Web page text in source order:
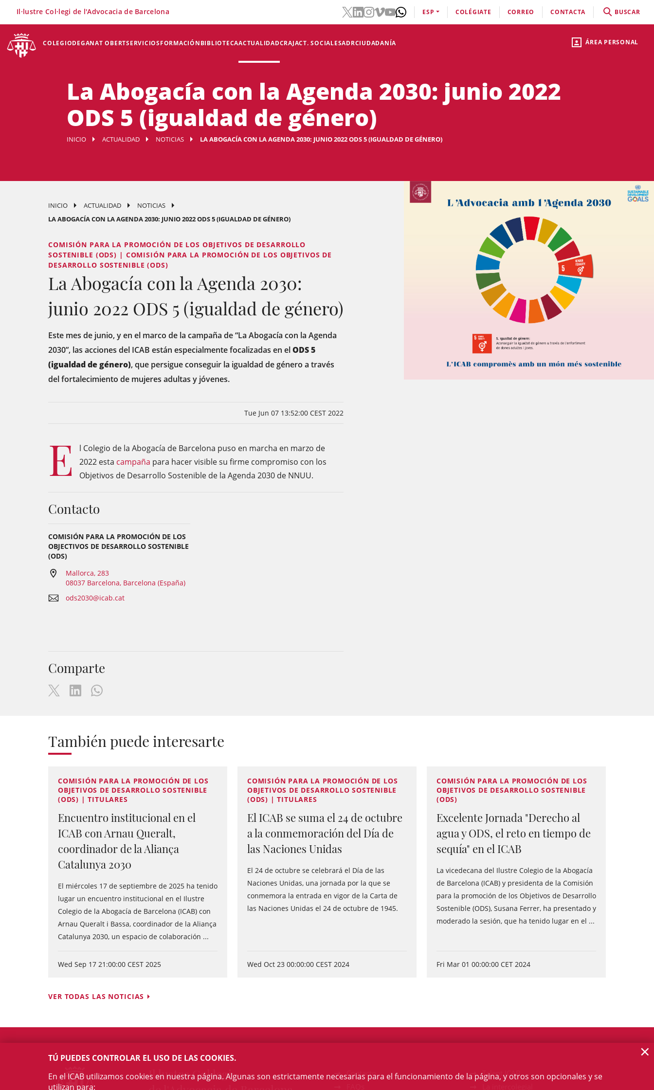
ÁREA PERSONAL
COLEGIODEGANAT OBERTSERVICIOSFORMACIÓNBIBLIOTECAACTUALIDADCRAJACT. SOCIALESADRCIUDADANÍA
Il·lustre Col·legi de l'Advocacia de Barcelona ESP COLÉGIATE CORREO CONTACTA BUSCAR
La Abogacía con la Agenda 2030: junio 2022
ODS 5 (igualdad de género)
INICIO ACTUALIDAD NOTICIAS LA ABOGACÍA CON LA AGENDA 2030: JUNIO 2022 ODS 5 (IGUALDAD DE GÉNERO)
INICIO ACTUALIDAD
NOTICIAS
LA ABOGACÍA CON LA AGENDA 2030: JUNIO 2022 ODS 5 (IGUALDAD DE GÉNERO)
COMISIÓN PARA LA PROMOCIÓN DE LOS OBJETIVOS DE DESARROLLO
SOSTENIBLE (ODS) | COMISIÓN PARA LA PROMOCIÓN DE LOS OBJETIVOS DE
DESARROLLO SOSTENIBLE (ODS)
La Abogacía con la Agenda 2030:
junio 2022 ODS 5 (igualdad de género)
Este mes de junio, y en el marco de la campaña de “La Abogacía con la Agenda
2030”, las acciones del ICAB están especialmente focalizadas en elODS 5
(igualdad de género), que persigue conseguir la igualdad de género a través
del fortalecimiento de mujeres adultas y jóvenes.
Tue Jun 07 13:52:00 CEST 2022
E
l Colegio de la Abogacía de Barcelona puso en marcha en marzo de
2022 esta campaña para hacer visible su firme compromiso con los
Objetivos de Desarrollo Sostenible de la Agenda 2030 de NNUU.
Contacto
COMISIÓN PARA LA PROMOCIÓN DE LOS
OBJECTIVOS DE DESARROLLO SOSTENIBLE
(ODS)
Mallorca, 283
08037 Barcelona, Barcelona (España)
ods2030@icab.cat
Comparte
También puede interesarte
COMISIÓN PARA LA PROMOCIÓN DE LOS
OBJETIVOS DE DESARROLLO SOSTENIBLE
(ODS) | TITULARES
Encuentro institucional en el
ICAB con Arnau Queralt,
coordinador de la Aliança
Catalunya 2030
El miércoles 17 de septiembre de 2025 ha tenido
lugar un encuentro institucional en el Ilustre
Colegio de la Abogacía de Barcelona (ICAB) con
Arnau Queralt i Bassa, coordinador de la Aliança
Catalunya 2030, un espacio de colaboración ...
Wed Sep 17 21:00:00 CEST 2025
COMISIÓN PARA LA PROMOCIÓN DE LOS
OBJETIVOS DE DESARROLLO SOSTENIBLE
(ODS) | TITULARES
El ICAB se suma el 24 de octubre
a la conmemoración del Día de
las Naciones Unidas
El 24 de octubre se celebrará el Día de las
Naciones Unidas, una jornada por la que se
conmemora la entrada en vigor de la Carta de
las Naciones Unidas el 24 de octubre de 1945.
Wed Oct 23 00:00:00 CEST 2024
COMISIÓN PARA LA PROMOCIÓN DE LOS
OBJETIVOS DE DESARROLLO SOSTENIBLE
(ODS)
Excelente Jornada "Derecho al
agua y ODS, el reto en tiempo de
sequía" en el ICAB
La vicedecana del Ilustre Colegio de la Abogacía
de Barcelona (ICAB) y presidenta de la Comisión
para la promoción de los Objetivos de Desarrollo
Sostenible (ODS), Susana Ferrer, ha presentado y
moderado la sesión, que ha tenido lugar en el ...
Fri Mar 01 00:00:00 CET 2024
VER TODAS LAS NOTICIAS
Il·lustre Col·legi
Contacto
Talent ICAB
TÚ PUEDES CONTROLAR EL USO DE LAS COOKIES.
En el ICAB utilizamos cookies en nuestra página. Algunas son estrictamente necesarias para el funcionamiento de la página, y otros son opcionales y se
utilizan para:
×